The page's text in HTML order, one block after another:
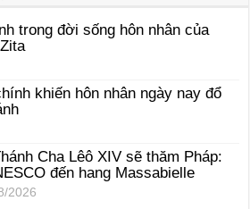
trong đời sống hôn nhân của
khiến hôn nhân ngày nay đổ
Cha Lêô XIV sẽ thăm Pháp:
đến hang Massabielle
2026